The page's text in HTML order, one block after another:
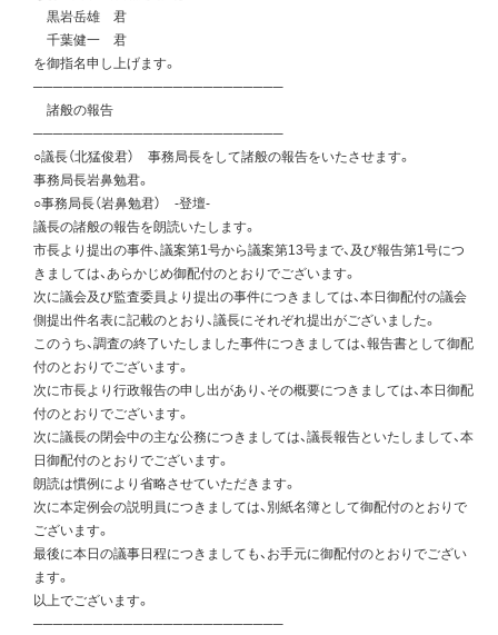
黒岩岳雄 君
千葉健一 君
を御指名申し上げます。
─────────────────────────
諸般の報告
─────────────────────────
○議長（北猛俊君） 事務局長をして諸般の報告をいたさせます。
事務局長岩鼻勉君。
○事務局長（岩鼻勉君） -登壇-
議長の諸般の報告を朗読いたします。
市長より提出の事件、議案第1号から議案第13号まで、及び報告第1号につ
きましては、あらかじめ御配付のとおりでございます。
次に議会及び監査委員より提出の事件につきましては、本日御配付の議会
側提出件名表に記載のとおり、議長にそれぞれ提出がございました。
このうち、調査の終了いたしました事件につきましては、報告書として御配
付のとおりでございます。
次に市長より行政報告の申し出があり、その概要につきましては、本日御配
付のとおりでございます。
次に議長の閉会中の主な公務につきましては、議長報告といたしまして、本
日御配付のとおりでございます。
朗読は慣例により省略させていただきます。
次に本定例会の説明員につきましては、別紙名簿として御配付のとおりで
ございます。
最後に本日の議事日程につきましても、お手元に御配付のとおりでござい
ます。
以上でございます。
─────────────────────────